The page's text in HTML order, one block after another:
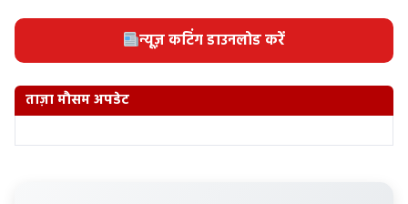
न्यूज़ कटिंग डाउनलोड करें
ताज़ा मौसम अपडेट